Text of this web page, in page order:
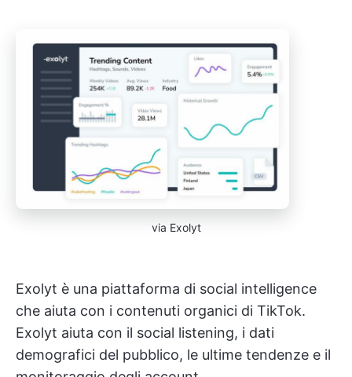
via Exolyt
Exolyt è una piattaforma di social intelligence
che aiuta con i contenuti organici di TikTok.
Exolyt aiuta con il social listening, i dati
demografici del pubblico, le ultime tendenze e il